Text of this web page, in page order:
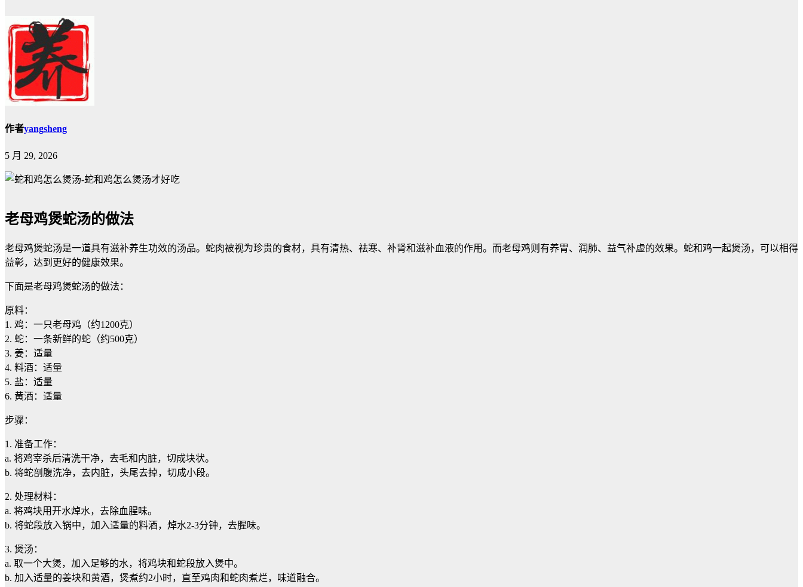
作者yangsheng
5 月 29, 2026
老母鸡煲蛇汤的做法
老母鸡煲蛇汤是一道具有滋补养生功效的汤品。蛇肉被视为珍贵的食材，具有清热、祛寒、补肾和滋补血液的作用。而老母鸡则有养胃、润肺、益气补虚的效果。蛇和鸡一起煲汤，可以相得
益彰，达到更好的健康效果。
下面是老母鸡煲蛇汤的做法：
原料：
1. 鸡：一只老母鸡（约1200克）
2. 蛇：一条新鲜的蛇（约500克）
3. 姜：适量
4. 料酒：适量
5. 盐：适量
6. 黄酒：适量
步骤：
1. 准备工作：
a. 将鸡宰杀后清洗干净，去毛和内脏，切成块状。
b. 将蛇剖腹洗净，去内脏，头尾去掉，切成小段。
2. 处理材料：
a. 将鸡块用开水焯水，去除血腥味。
b. 将蛇段放入锅中，加入适量的料酒，焯水2-3分钟，去腥味。
3. 煲汤：
a. 取一个大煲，加入足够的水，将鸡块和蛇段放入煲中。
b. 加入适量的姜块和黄酒，煲煮约2小时，直至鸡肉和蛇肉煮烂，味道融合。